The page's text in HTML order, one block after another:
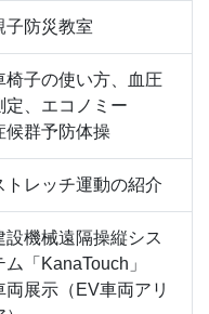
子防災教室
椅子の使い方、血圧
定、エコノミー
候群予防体操
トレッチ運動の紹介
設機械遠隔操縦シス
ム「KanaTouch」
両展示（EV車両アリ